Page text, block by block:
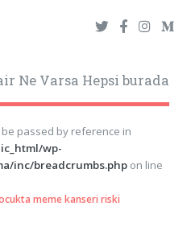
Ne Varsa Hepsi burada
passed by reference in
wp-
inc/breadcrumbs.phpon line
meme kanseri riski